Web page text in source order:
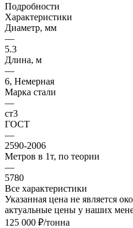
Подробности
Характеристики
Диаметр, мм
—
5.3
Длина, м
—
6, Немерная
Марка стали
—
ст3
ГОСТ
—
2590-2006
Метров в 1т, по теории
—
5780
Все характеристики
Указанная цена не является
актуальные цены у наших
125 000 ₽/тонна